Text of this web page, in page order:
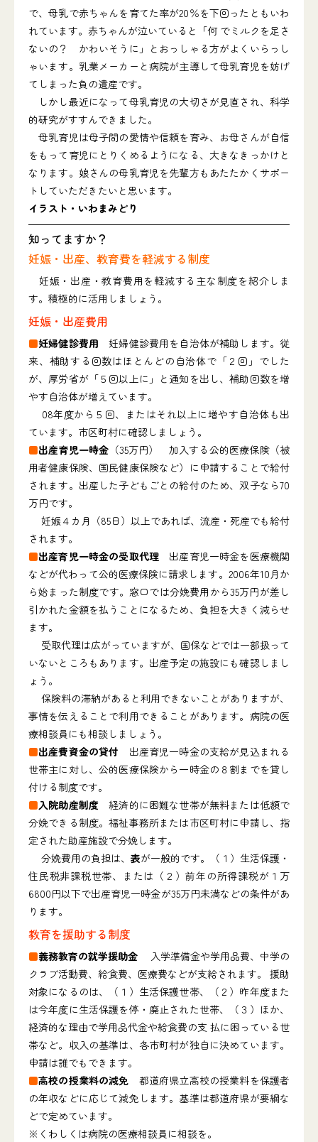
で、母乳で赤ちゃんを育てた率が20％を下回ったともいわ
れています。赤ちゃんが泣いていると「何 でミルクを足さ
ないの？ かわいそうに」とおっしゃる方がよくいらっし
ゃいます。乳業メーカーと病院が主導して母乳育児を妨げ
てしまった負の遺産です。
しかし最近になって母乳育児の大切さが見直され、科学
的研究がすすんできました。
母乳育児は母子間の愛情や信頼を育み、お母さんが自信
をもって育児にとりくめるようになる、大きなきっかけと
なります。娘さんの母乳育児を先輩方もあたたかくサポー
トしていただきたいと思います。
イラスト・いわまみどり
知ってますか？
妊娠・出産、教育費を軽減する制度
妊娠・出産・教育費用を軽減する主な制度を紹介しま
す。積極的に活用しましょう。
妊娠・出産費用
■妊婦健診費用 妊婦健診費用を自治体が補助します。従
来、補助する回数はほとんどの自治体で「２回」でした
が、厚労省が「５回以上に」と通知を出し、補助回数を増
やす自治体が増えています。
08年度から５回、またはそれ以上に増やす自治体も出
ています。市区町村に確認しましょう。
■出産育児一時金 （35万円） 加入する公的医療保険（被
用者健康保険、国民健康保険など）に申請することで給付
されます。出産した子どもごとの給付のため、双子なら70
万円です。
妊娠４カ月（85日）以上であれば、流産・死産でも給付
されます。
■出産育児一時金の受取代理 出産育児一時金を医療機関
などが代わって公的医療保険に請求します。2006年10月か
ら始まった制度です。窓口では分娩費用から35万円が差し
引かれた金額を払うことになるため、負担を大きく減らせ
ます。
受取代理は広がっていますが、国保などでは一部扱って
いないところもあります。出産予定の施設にも確認しまし
ょう。
保険料の滞納があると利用できないことがありますが、
事情を伝えることで利用できることがあります。病院の医
療相談員にも相談しましょう。
■出産費資金の貸付 出産育児一時金の支給が見込まれる
世帯主に対し、公的医療保険から一時金の８割までを貸し
付ける制度です。
■入院助産制度 経済的に困難な世帯が無料または低額で
分娩できる制度。福祉事務所または市区町村に申請し、指
定された助産施設で分娩します。
分娩費用の負担は、 表が一般的です。（１）生活保護・
住民税非課税世帯、または（２）前年の所得課税が１万
6800円以下で出産育児一時金が35万円未満などの条件があ
ります。
教育を援助する制度
■義務教育の就学援助金 入学準備金や学用品費、中学の
クラブ活動費、給食費、医療費などが支給されます。 援助
対象になるのは、（１）生活保護世帯、（２）昨年度また
は今年度に生活保護を停・廃止された世帯、（３）ほか、
経済的な理由で学用品代金や給食費の支 払に困っている世
帯など。収入の基準は、各市町村が独自に決めています。
申請は誰でもできます。
■高校の授業料の減免 都道府県立高校の授業料を保護者
の年収などに応じて減免します。基準は都道府県が要綱な
どで定めています。
※くわしくは病院の医療相談員に相談を。